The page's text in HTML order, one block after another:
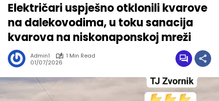
Električari uspješno otklonili kvarove
na dalekovodima, u toku sanacija
kvarova na niskonaponskoj mreži
Admin1
1 Min Read
01/07/2026